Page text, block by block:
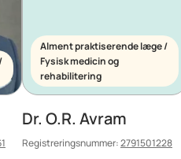
Alment praktiserende læge /
Fysisk medicin og
rehabilitering
Dr. O.R. Avram
Registreringsnummer:2791501228